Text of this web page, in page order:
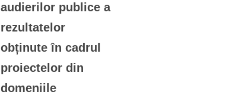
audierilor publice a
rezultatelor
obținute în cadrul
proiectelor din
domeniile